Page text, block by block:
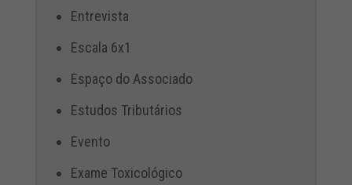
Entrevista
Escala 6x1
Espaço do Associado
Estudos Tributários
Evento
Exame Toxicológico